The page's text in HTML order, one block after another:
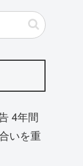
4年間
いを重